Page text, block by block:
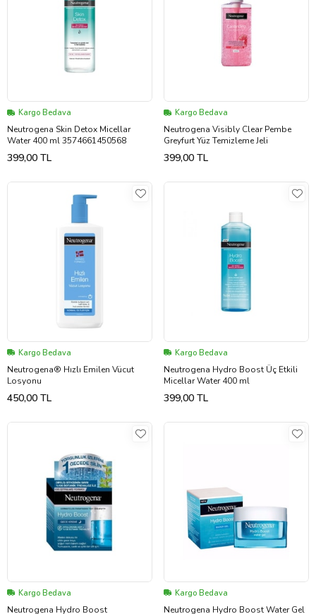
Kargo Bedava
Neutrogena Skin Detox Micellar
Water 400 ml 3574661450568
399,00 TL
Kargo Bedava
Neutrogena Visibly Clear Pembe
Greyfurt Yüz Temizleme Jeli
399,00 TL
Kargo Bedava
Neutrogena® Hızlı Emilen Vücut
Losyonu
450,00 TL
Kargo Bedava
Neutrogena Hydro Boost Üç Etkili
Micellar Water 400 ml
399,00 TL
Kargo Bedava
Neutrogena Hydro Boost
Kargo Bedava
Neutrogena Hydro Boost Water Gel